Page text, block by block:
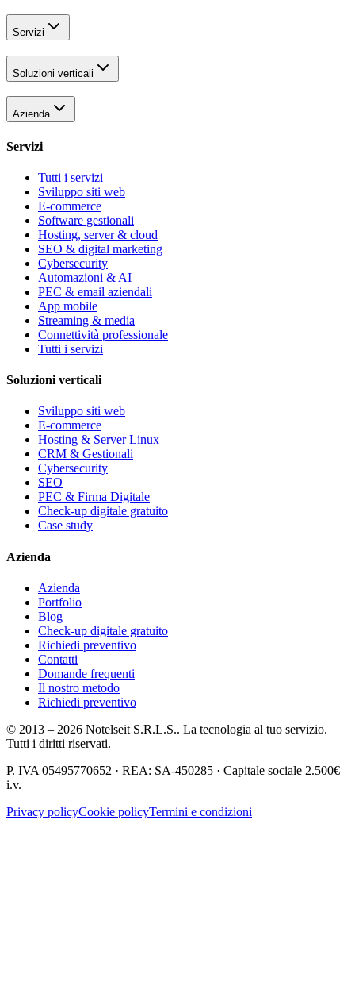
Servizi
Soluzioni verticali
Azienda
Servizi
Tutti i servizi
Sviluppo siti web
E-commerce
Software gestionali
Hosting, server & cloud
SEO & digital marketing
Cybersecurity
Automazioni & AI
PEC & email aziendali
App mobile
Streaming & media
Connettività professionale
Tutti i servizi
Soluzioni verticali
Sviluppo siti web
E-commerce
Hosting & Server Linux
CRM & Gestionali
Cybersecurity
SEO
PEC & Firma Digitale
Check-up digitale gratuito
Case study
Azienda
Azienda
Portfolio
Blog
Check-up digitale gratuito
Richiedi preventivo
Contatti
Domande frequenti
Il nostro metodo
Richiedi preventivo
© 2013 – 2026 Notelseit S.R.L.S.. La tecnologia al tuo servizio.
Tutti i diritti riservati.
P. IVA 05495770652 · REA: SA-450285 · Capitale sociale 2.500€
i.v.
Privacy policyCookie policyTermini e condizioni